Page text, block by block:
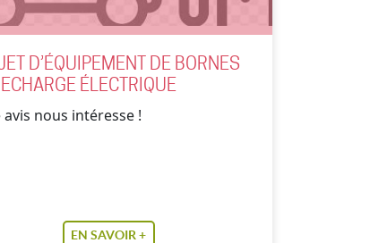
D’ÉQUIPEMENT DE BORNES
ÉLECTRIQUE
nous intéresse !
EN SAVOIR +